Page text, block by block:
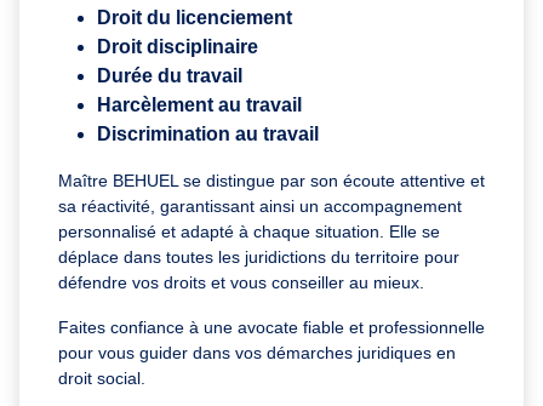
Droit du licenciement
Droit disciplinaire
Durée du travail
Harcèlement au travail
Discrimination au travail
Maître BEHUEL se distingue par son écoute attentive et
sa réactivité, garantissant ainsi un accompagnement
personnalisé et adapté à chaque situation. Elle se
déplace dans toutes les juridictions du territoire pour
défendre vos droits et vous conseiller au mieux.
Faites confiance à une avocate fiable et professionnelle
pour vous guider dans vos démarches juridiques en
droit social.